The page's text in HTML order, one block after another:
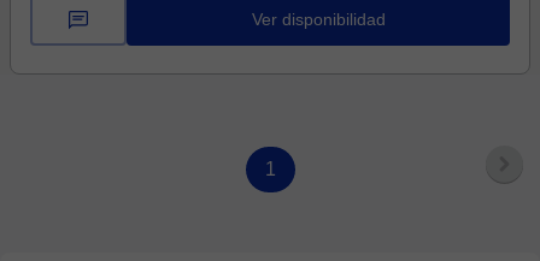
Ver disponibilidad
1